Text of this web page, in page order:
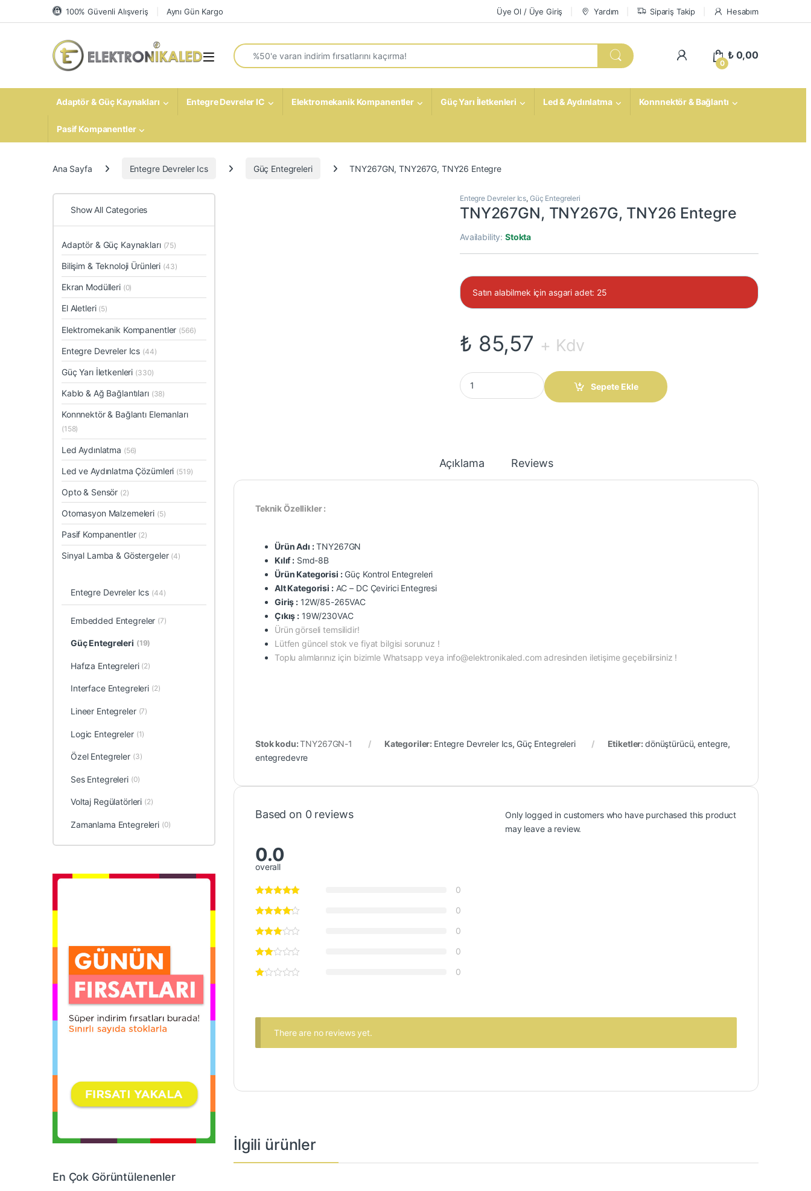
Skip to navigation
Skip to content 100% Güvenli Alışveriş Aynı Gün Kargo Üye Ol / Üye Giriş Yardım Sipariş Takip Hesabım
Open
Search for:
My Account
0
₺0,00
Adaptör & Güç Kaynakları Entegre Devreler IC Elektromekanik Kompanentler Güç Yarı İletkenleri Led & Aydınlatma Konnnektör & Bağlantı
Pasif Kompanentler
Ana Sayfa Entegre Devreler Ics Güç Entegreleri TNY267GN, TNY267G, TNY26 Entegre
Entegre Devreler Ics, Güç Entegreleri
TNY267GN, TNY267G, TNY26 Entegre
Availability:Stokta
Satın alabilmek için asgari adet: 25
₺ 85,57 + Kdv
TNY267GN, TNY267G, TNY26 Entegre quantity
Sepete Ekle
Açıklama Reviews
Teknik Özellikler :
Ürün Adı :TNY267GN
Kılıf : Smd-8B
Ürün Kategorisi :Güç Kontrol Entegreleri
Alt Kategorisi :AC – DC Çevirici Entegresi
Giriş : 12W/85-265VAC
Çıkış : 19W/230VAC
Ürün görseli temsilidir!
Lütfen güncel stok ve fiyat bilgisi sorunuz !
Toplu alımlarınız için bizimle Whatsapp veya info@elektronikaled.com adresinden iletişime geçebilirsiniz !
Stok kodu:TNY267GN-1 Kategoriler: Entegre Devreler Ics, Güç Entegreleri Etiketler:dönüştürücü,entegre,
entegredevre
Based on 0 reviews
0.0
overall
0
0
0
0
0
Only logged in customers who have purchased this product
may leave a review.
There are no reviews yet.
İlgili ürünler
Show All Categories
Adaptör & Güç Kaynakları (75)
Bilişim & Teknoloji Ürünleri (43)
Ekran Modülleri (0)
El Aletleri (5)
Elektromekanik Kompanentler (566)
Entegre Devreler Ics (44)
Güç Yarı İletkenleri (330)
Kablo & Ağ Bağlantıları (38)
Konnnektör & Bağlantı Elemanları
(158)
Led Aydınlatma (56)
Led ve Aydınlatma Çözümleri (519)
Opto & Sensör (2)
Otomasyon Malzemeleri (5)
Pasif Kompanentler (2)
Sinyal Lamba & Göstergeler (4)
Entegre Devreler Ics (44)
Embedded Entegreler (7)
Güç Entegreleri (19)
Hafıza Entegreleri (2)
Interface Entegreleri (2)
Lineer Entegreler (7)
Logic Entegreler (1)
Özel Entegreler (3)
Ses Entegreleri (0)
Voltaj Regülatörleri (2)
Zamanlama Entegreleri (0)
En Çok Görüntülenenler